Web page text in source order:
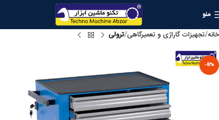
منو
خانه تجهیزات گاراژی و تعمیرگاهی ترولی
-8%